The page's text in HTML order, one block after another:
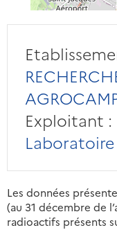
Exploitant :
Laboratoire
Les données
(au 31 décembre de
radioactifs présents